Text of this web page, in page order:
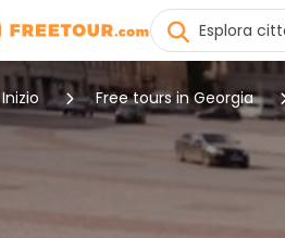
Inizio Free tours in Georgia